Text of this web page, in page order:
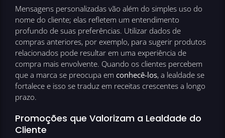
Mensagens personalizadas vão além do simples uso do
nome do cliente; elas refletem um entendimento
profundo de suas preferências. Utilizar dados de
compras anteriores, por exemplo, para sugerir produtos
relacionados pode resultar em uma experiência de
compra mais envolvente. Quando os clientes percebem
que a marca se preocupa em conhecê-los, a lealdade se
fortalece e isso se traduz em receitas crescentes a longo
prazo.
Promoções que Valorizam a Lealdade do
Cliente